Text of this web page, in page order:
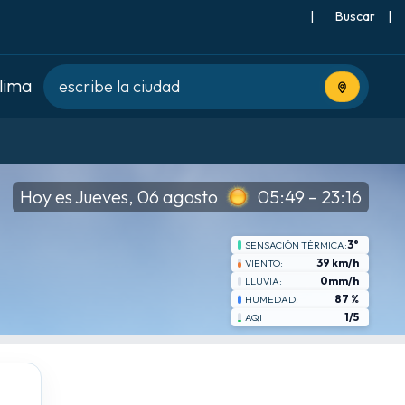
| |
Usa tu
Hoy es Jueves, 06 agosto 05:49 – 23:16
SENSACIÓN TÉRMICA:3°
VIENTO: 39 km/h
LLUVIA: 0mm/h
HUMEDAD: 87 %
AQI 1/5